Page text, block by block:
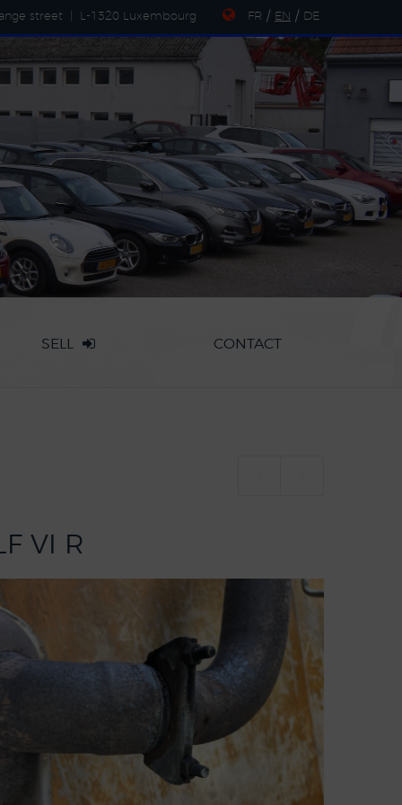
street L-1320 Luxembourg FR / EN / DE
SELL CONTACT
VI R